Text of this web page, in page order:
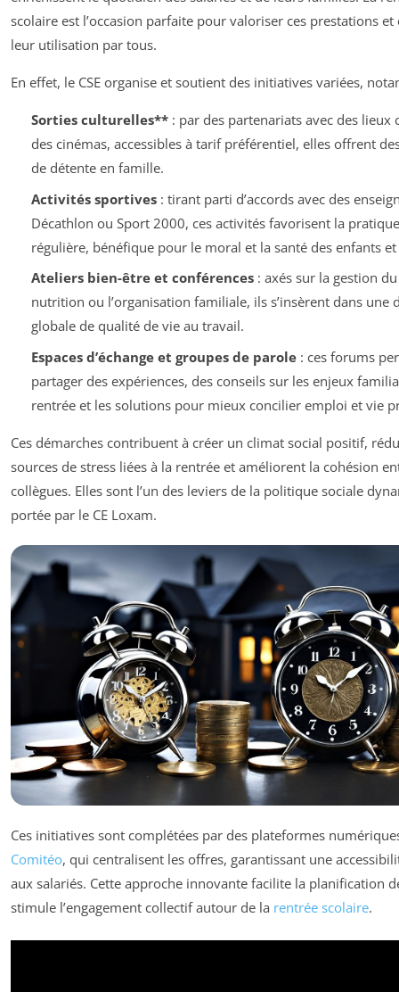
scolaire est l’occasion parfaite pour valoriser ces prestations et
leur utilisation par tous.
En effet, le CSE organise et soutient des initiatives variées,
Sorties culturelles**: par des partenariats avec des lieux
des cinémas, accessibles à tarif préférentiel, elles offrent
de détente en famille.
Activités sportives: tirant parti d’accords avec des
Décathlon ou Sport 2000, ces activités favorisent la
régulière, bénéfique pour le moral et la santé des enfants
Ateliers bien-être et conférences: axés sur la gestion
nutrition ou l’organisation familiale, ils s’insèrent dans une
globale de qualité de vie au travail.
Espaces d’échange et groupes de parole: ces forums
partager des expériences, des conseils sur les enjeux
rentrée et les solutions pour mieux concilier emploi et vie
Ces démarches contribuent à créer un climat social positif,
sources de stress liées à la rentrée et améliorent la cohésion
collègues. Elles sont l’un des leviers de la politique sociale
portée par le CE Loxam.
Ces initiatives sont complétées par des plateformes
Comitéo, qui centralisent les offres, garantissant une
aux salariés. Cette approche innovante facilite la planification
stimule l’engagement collectif autour de la rentrée scolaire.